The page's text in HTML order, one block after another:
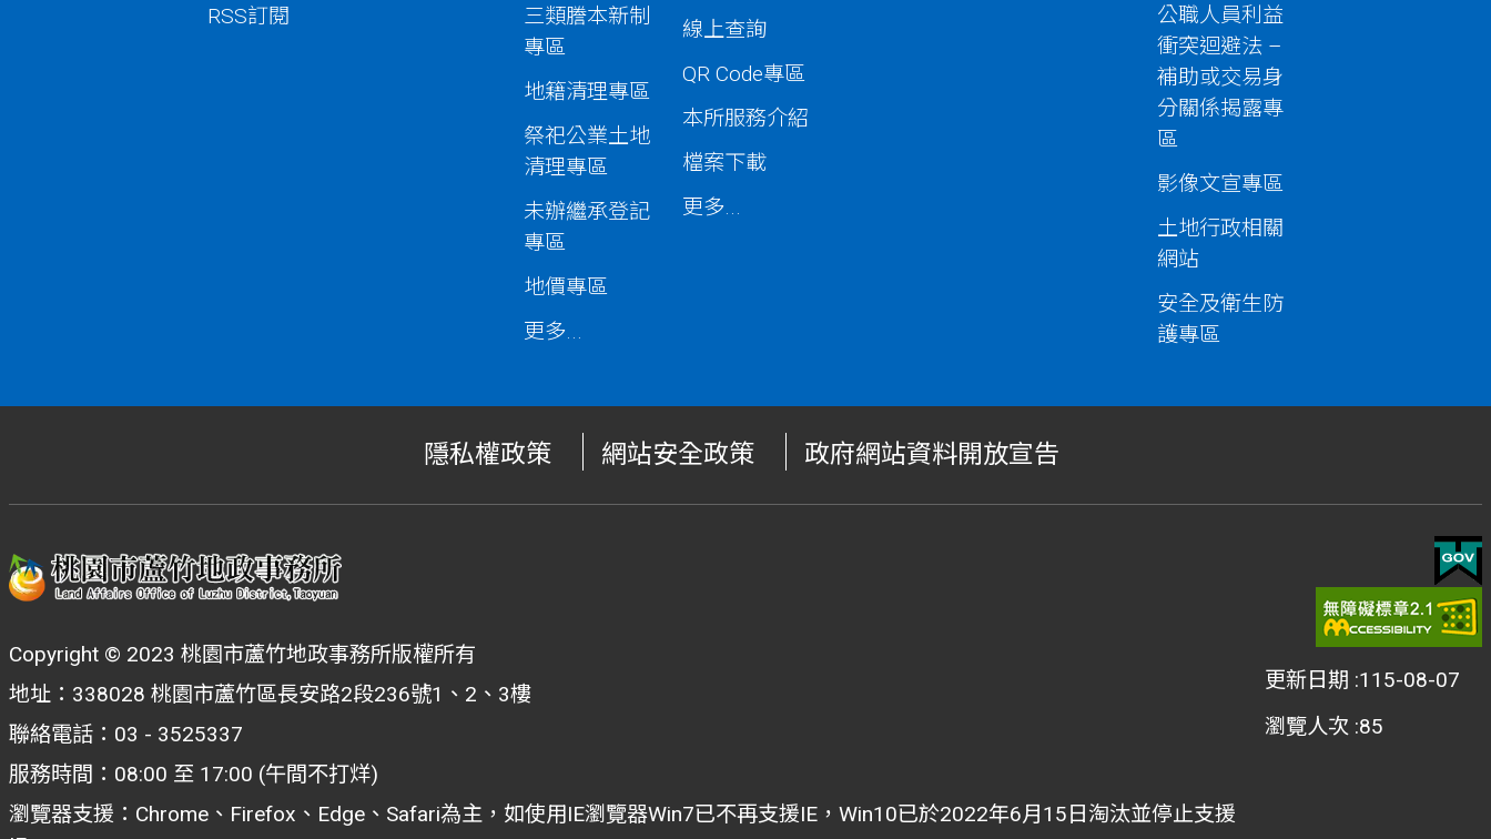
RSS訂閱
三類謄本新制
專區
地籍清理專區
祭祀公業土地
清理專區
未辦繼承登記
專區
地價專區
更多...
線上查詢
QR Code專區
本所服務介紹
檔案下載
更多...
公職人員利益
衝突迴避法 –
補助或交易身
分關係揭露專
區
影像文宣專區
土地行政相關
網站
安全及衛生防
護專區
隱私權政策 網站安全政策 政府網站資料開放宣告
Copyright © 2023 桃園市蘆竹地政事務所版權所有
地址：338028 桃園市蘆竹區長安路2段236號1、2、3樓
聯絡電話：03 - 3525337
服務時間：08:00 至 17:00 (午間不打烊)
瀏覽器支援：Chrome、Firefox、Edge、Safari為主，如使用IE瀏覽器Win7已不再支援IE，Win10已於2022年6月15日淘汰並停止支援
更新日期 115-08-07
瀏覽人次 85